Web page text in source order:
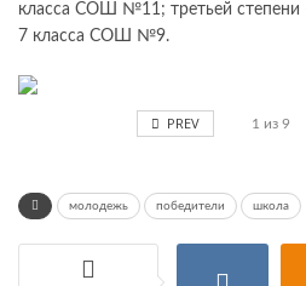
класса СОШ №11; третьей степени
7 класса СОШ №9.
PREV 1 из 9
молодежь победители школа